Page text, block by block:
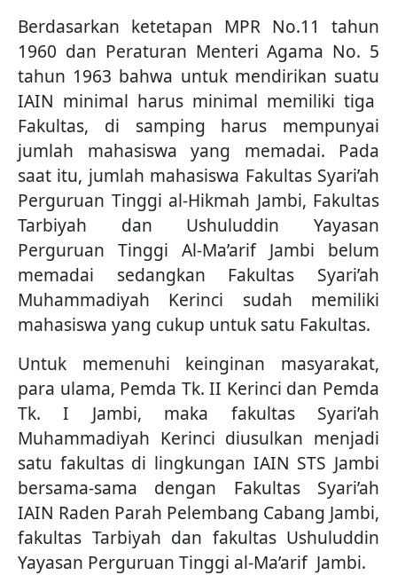
Berdasarkan ketetapan MPR No.11 tahun
1960 dan Peraturan Menteri Agama No. 5
tahun 1963 bahwa untuk mendirikan suatu
IAIN minimal harus minimal memiliki tiga
Fakultas, di samping harus mempunyai
jumlah mahasiswa yang memadai. Pada
saat itu, jumlah mahasiswa Fakultas Syari’ah
Perguruan Tinggi al-Hikmah Jambi, Fakultas
Tarbiyah dan Ushuluddin Yayasan
Perguruan Tinggi Al-Ma’arif Jambi belum
memadai sedangkan Fakultas Syari’ah
Muhammadiyah Kerinci sudah memiliki
mahasiswa yang cukup untuk satu Fakultas.
Untuk memenuhi keinginan masyarakat,
para ulama, Pemda Tk. II Kerinci dan Pemda
Tk. I Jambi, maka fakultas Syari’ah
Muhammadiyah Kerinci diusulkan menjadi
satu fakultas di lingkungan IAIN STS Jambi
bersama-sama dengan Fakultas Syari’ah
IAIN Raden Parah Pelembang Cabang Jambi,
fakultas Tarbiyah dan fakultas Ushuluddin
Yayasan Perguruan Tinggi al-Ma’arif Jambi.